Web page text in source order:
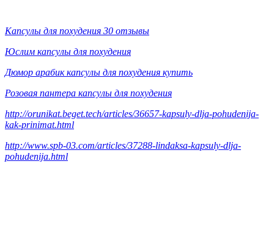
Капсулы для похудения 30 отзывы
Юслим капсулы для похудения
Дюмор арабик капсулы для похудения купить
Розовая пантера капсулы для похудения
http://orunikat.beget.tech/articles/36657-kapsuly-dlja-pohudenija-
kak-prinimat.html
http://www.spb-03.com/articles/37288-lindaksa-kapsuly-dlja-
pohudenija.html